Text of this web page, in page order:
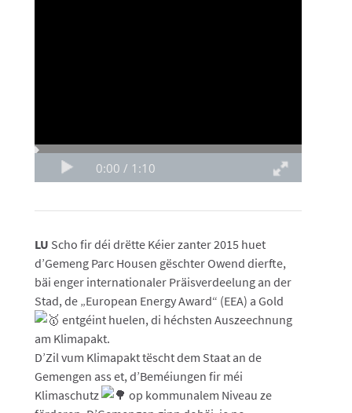
LU Scho fir déi drëtte Kéier zanter 2015 huet
d’Gemeng Parc Housen gëschter Owend dierfte,
bäi enger internationaler Präisverdeelung an der
Stad, de „European Energy Award“ (EEA) a Gold
entgéint huelen, di héchsten Auszeechnung
am Klimapakt.
D’Zil vum Klimapakt tëscht dem Staat an de
Gemengen ass et, d’Beméiungen fir méi
Klimaschutz
op kommunalem Niveau ze